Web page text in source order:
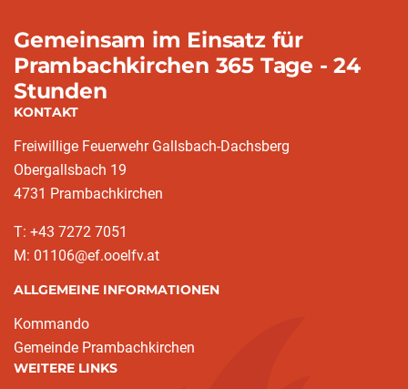
Gemeinsam im Einsatz für
Prambachkirchen 365 Tage - 24
Stunden
KONTAKT
Freiwillige Feuerwehr Gallsbach-Dachsberg
Obergallsbach 19
4731 Prambachkirchen
T: +43 7272 7051
M: 01106@ef.ooelfv.at
ALLGEMEINE INFORMATIONEN
Kommando
Gemeinde Prambachkirchen
WEITERE LINKS